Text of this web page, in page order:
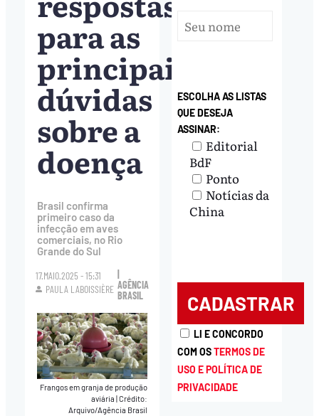
para as
principais
dúvidas
sobre a
doença
Brasil confirma
primeiro caso da
infecção em aves
comerciais, no Rio
Grande do Sul
17.MAIO.2025 - 15:31
PAULA LABOISSIÈRE AGÊNCIA
BRASIL
Frangos em granja de produção
aviária|Crédito:
Arquivo/Agência Brasil
ESCOLHA AS LISTAS
QUE DESEJA
ASSINAR:
Editorial
BdF
Ponto
Notícias da
China
LI E CONCORDO
COM OSTERMOS DE
USO E POLÍTICA DE
PRIVACIDADE